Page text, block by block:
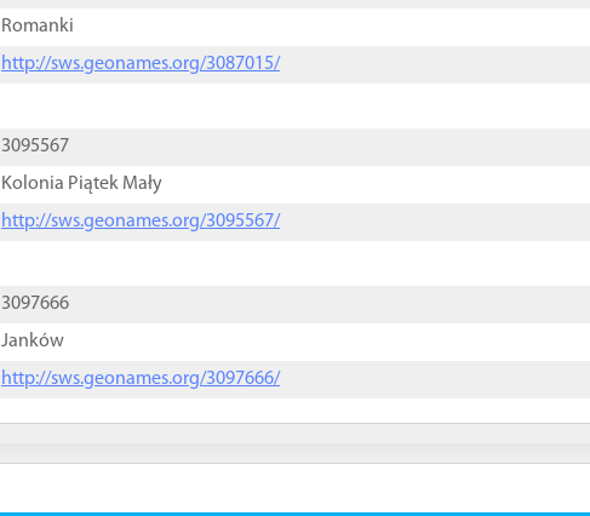
Romanki
http://sws.geonames.org/3087015/
3095567
Kolonia Piątek Mały
http://sws.geonames.org/3095567/
3097666
Janków
http://sws.geonames.org/3097666/